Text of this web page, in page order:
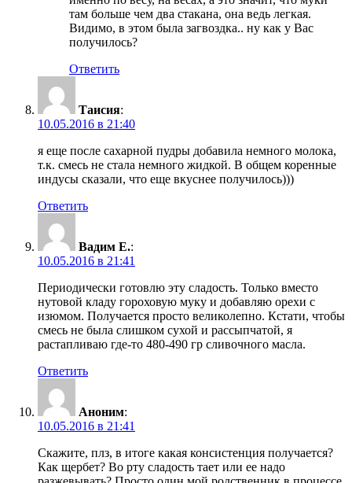
там больше чем два стакана, она ведь легкая.
Видимо, в этом была загвоздка.. ну как у Вас
получилось?
Ответить
Таисия:
10.05.2016 в 21:40
я еще после сахарной пудры добавила немного молока,
т.к. смесь не стала немного жидкой. В общем коренные
индусы сказали, что еще вкуснее получилось)))
Ответить
Вадим Е.:
10.05.2016 в 21:41
Периодически готовлю эту сладость. Только вместо
нутовой кладу гороховую муку и добавляю орехи с
изюмом. Получается просто великолепно. Кстати, чтобы
смесь не была слишком сухой и рассыпчатой, я
растапливаю где-то 480-490 гр сливочного масла.
Ответить
Аноним:
10.05.2016 в 21:41
Скажите, плз, в итоге какая консистенция получается?
Как щербет? Во рту сладость тает или ее надо